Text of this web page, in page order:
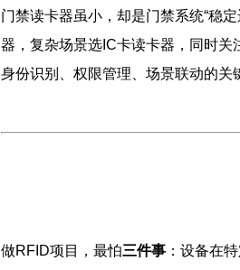
门禁读卡器虽小，却是门禁系统“稳
器，复杂场景选IC卡读卡器，同时关
身份识别、权限管理、场景联动的关
做RFID项目，最怕三件事 ：设备在